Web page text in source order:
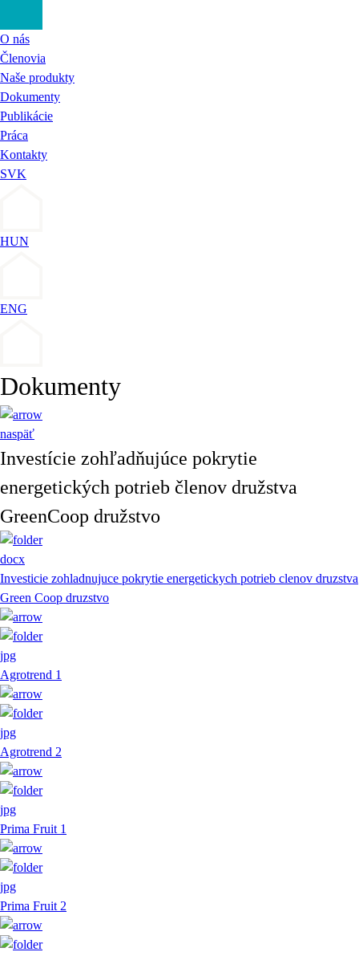
O nás
Členovia
Naše produkty
Dokumenty
Publikácie
Práca
Kontakty
SVK
HUN
ENG
Dokumenty
naspäť
Investície zohľadňujúce pokrytie
energetických potrieb členov družstva
GreenCoop družstvo
docx
Investicie zohladnujuce pokrytie energetickych potrieb clenov druzstva
Green Coop druzstvo
jpg
Agrotrend 1
jpg
Agrotrend 2
jpg
Prima Fruit 1
jpg
Prima Fruit 2